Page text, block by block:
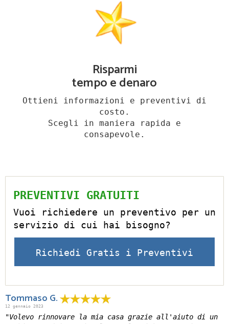
Risparmi
tempo e denaro
Ottieni informazioni e preventivi di
costo.
Scegli in maniera rapida e
consapevole.
PREVENTIVI GRATUITI
Vuoi richiedere un preventivo per un
servizio di cui hai bisogno?
Richiedi Gratis i Preventivi
Tommaso G.
12 gennaio 2023
"Volevo rinnovare la mia casa grazie all'aiuto di un